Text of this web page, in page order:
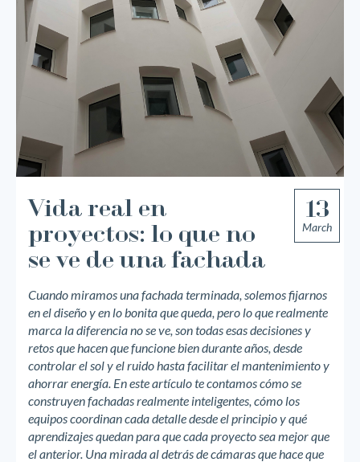
Vida real en
proyectos: lo que no
se ve de una fachada
13
March
Cuando miramos una fachada terminada, solemos fijarnos
en el diseño y en lo bonita que queda, pero lo que realmente
marca la diferencia no se ve, son todas esas decisiones y
retos que hacen que funcione bien durante años, desde
controlar el sol y el ruido hasta facilitar el mantenimiento y
ahorrar energía. En este artículo te contamos cómo se
construyen fachadas realmente inteligentes, cómo los
equipos coordinan cada detalle desde el principio y qué
aprendizajes quedan para que cada proyecto sea mejor que
el anterior. Una mirada al detrás de cámaras que hace que